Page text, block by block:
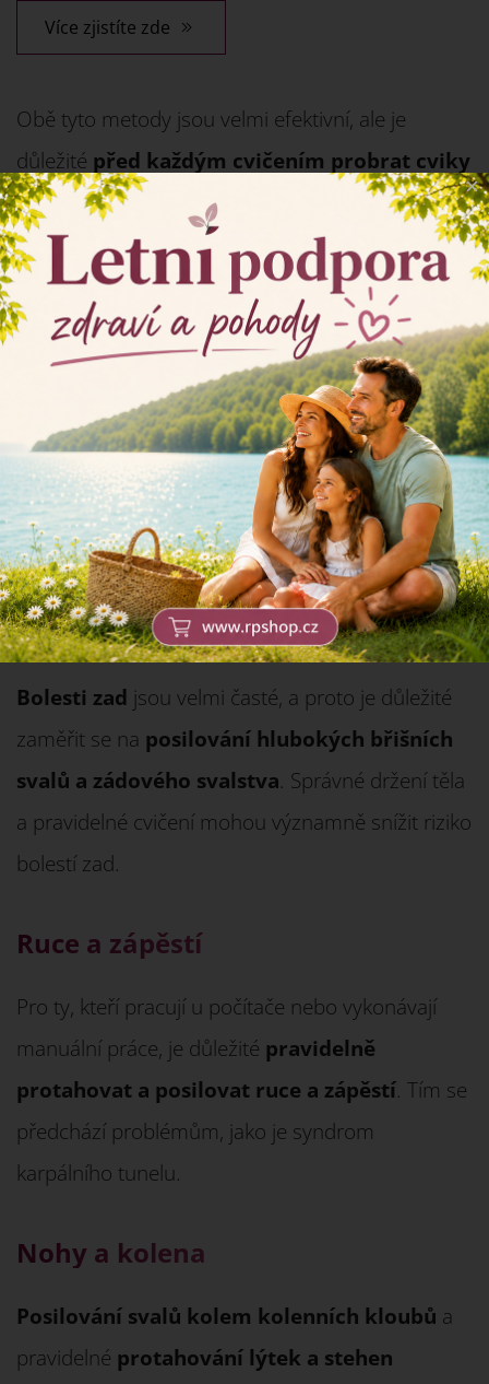
Více zjistíte zde
Obě tyto metody jsou velmi efektivní, ale je
důležité před každým cvičením probrat cviky
s odborníkem a minimálně v počáteční fázi
se je naučit správně vykonávat . Správná
technika je zásadní pro dosažení maximálního
efektu a prevenci problémů.
Jak cvičením předcházet
bolestem specifických částí
těla
Záda
Bolesti zad jsou velmi časté, a proto je důležité
zaměřit se na posilování hlubokých břišních
svalů a zádového svalstva. Správné držení těla
a pravidelné cvičení mohou významně snížit riziko
bolestí zad.
Ruce a zápěstí
Pro ty, kteří pracují u počítače nebo vykonávají
manuální práce, je důležité pravidelně
protahovat a posilovat ruce a zápěstí. Tím se
předchází problémům, jako je syndrom
karpálního tunelu.
Nohy a kolena
Posilování svalů kolem kolenních kloubů a
pravidelné protahování lýtek a stehen
×